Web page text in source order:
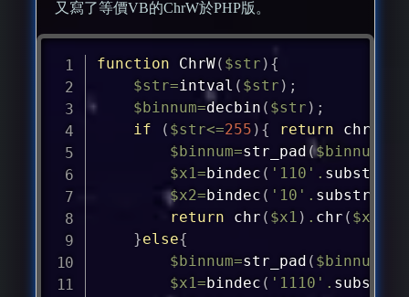
又寫了等價VB的ChrW於PHP版。
function ChrW( $str ) {
$str=intval ( $str ) ;
$binnum=decbin ( $str ) ;
if
( $str<=255 ) { return chr
$binnum=str_pad ($binnum
$x1=bindec ( '110' . substr
$x2=bindec ( '10' . substr
return
chr ( $x1 ) . chr ( $x2
}else{
$binnum=str_pad ( $binnum
$x1=bindec ( '1110' . substr